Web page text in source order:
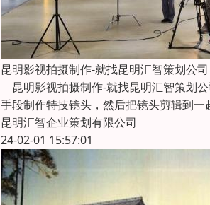
昆明影视拍摄制作-就找昆明汇智策划公
昆明影视拍摄制作-就找昆明汇智策划
手段制作特技镜头，然后把镜头剪辑到
昆明汇智企业策划有限公司
24-02-01 15:57:01